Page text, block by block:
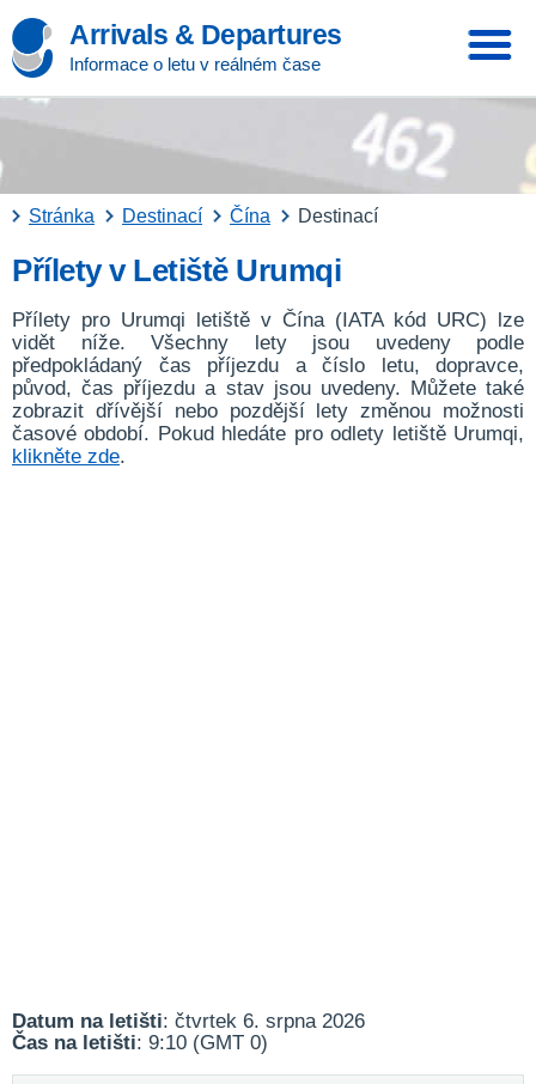
Arrivals & Departures
Informace o letu v reálném čase
Stránka Destinací Čína Destinací
Přílety v Letiště Urumqi
Přílety pro Urumqi letiště v Čína (IATA kód URC) lze
vidět níže. Všechny lety jsou uvedeny podle
předpokládaný čas příjezdu a číslo letu, dopravce,
původ, čas příjezdu a stav jsou uvedeny. Můžete také
zobrazit dřívější nebo pozdější lety změnou možnosti
časové období. Pokud hledáte pro odlety letiště Urumqi,
klikněte zde.
Datum na letišti: čtvrtek 6. srpna 2026
Čas na letišti: 9:10 (GMT 0)